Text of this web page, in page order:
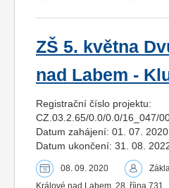
ZŠ 5. května
nad Labem -
Registrační číslo projektu:
CZ.03.2.65/0.0/0.0/16_047/
Datum zahájení: 01. 07. 2020
Datum ukončení: 31. 08.
08. 09. 2020
Králové nad Labem, 28. října 731